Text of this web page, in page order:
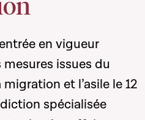
en vigueur
issues du
et l’asile le 12
spécialisée